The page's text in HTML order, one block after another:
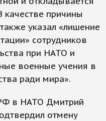
качестве причины
указал «лишение
сотрудников
при НАТО и
военные учения в
ради мира».
РФ в НАТО Дмитрий
отмену